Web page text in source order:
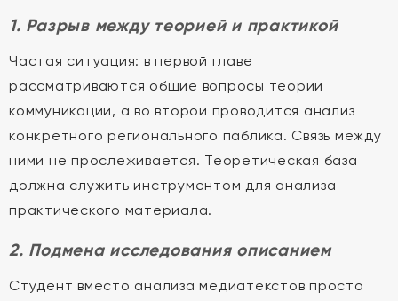
1. Разрыв между теорией и практикой
Частая ситуация: в первой главе
рассматриваются общие вопросы теории
коммуникации, а во второй проводится анализ
конкретного регионального паблика. Связь между
ними не прослеживается. Теоретическая база
должна служить инструментом для анализа
практического материала.
2. Подмена исследования описанием
Студент вместо анализа медиатекстов просто